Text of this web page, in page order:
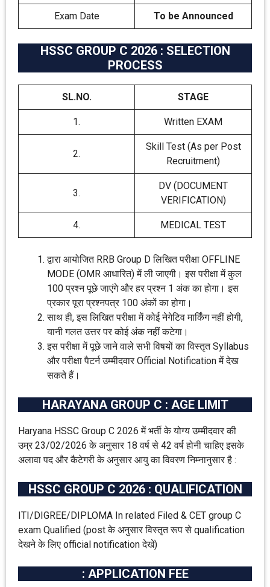
Exam Date To be Announced
HSSC GROUP C 2026 : SELECTION
PROCESS
SL.NO. STAGE
1. Written EXAM
2.
Skill Test (As per Post
Recruitment)
3.
DV (DOCUMENT
VERIFICATION)
4. MEDICAL TEST
द्वारा आयोजित RRB Group D लिखित परीक्षा OFFLINE
MODE (OMR आधारित) में ली जाएगी। इस परीक्षा में कुल
100 प्रश्न पूछे जाएंगे और हर प्रश्न 1 अंक का होगा। इस
प्रकार पूरा प्रश्नपत्र 100 अंकों का होगा।
साथ ही, इस लिखित परीक्षा में कोई नेगेटिव मार्किंग नहीं होगी,
यानी गलत उत्तर पर कोई अंक नहीं कटेगा।
इस परीक्षा में पूछे जाने वाले सभी विषयों का विस्तृत Syllabus
और परीक्षा पैटर्न उम्मीदवार Official Notification में देख
सकते हैं।
HARAYANA GROUP C : AGE LIMIT
Haryana HSSC Group C 2026 में भर्ती के योग्य उम्मीदवार की
उम्र 23/02/2026 के अनुसार 18 वर्ष से 42 वर्ष होनी चाहिए इसके
अलावा पद और कैटेगरी के अनुसार आयु का विवरण निम्नानुसार है :
HSSC GROUP C 2026 : QUALIFICATION
ITI/DIGREE/DIPLOMA In related Filed & CET group C
exam Qualified (post के अनुसार विस्तृत रूप से qualification
देखने के लिए official notification देखे)
: APPLICATION FEE